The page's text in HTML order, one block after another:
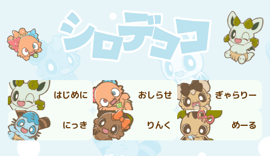
はじめに おしらせ ぎゃらりー
にっき りんく めーる